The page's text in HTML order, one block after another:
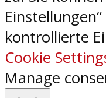
kontrollierte
Cookie
Manage